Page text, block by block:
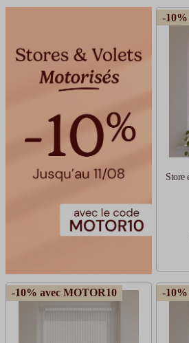
-
Store
-10% avec MOTOR10 -